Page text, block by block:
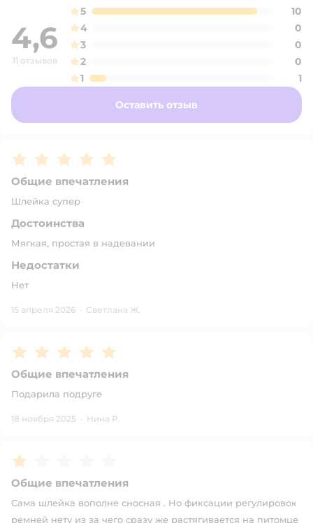
4,6
11 отзывов
5
10
4
0
3
0
2
0
1
1
Оставить отзыв
Рейтинг:5
Общие впечатления
Шлейка супер
Достоинства
Мягкая, простая в надевании
Недостатки
Нет
15 апреля 2026 · Светлана Ж.
Рейтинг:5
Общие впечатления
Подарила подруге
18 ноября 2025 · Нина Р.
Рейтинг:
Общие впечатления
Сама шлейка вополне сносная . Но фиксации регулировок
ремней нету из за чего сразу же растягивается на питомце